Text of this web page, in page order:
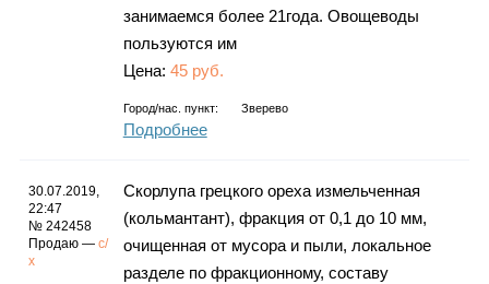
занимаемся более 21года. Овощеводы
пользуются им
Цена: 45 руб.
Город/нас. пункт: Зверево
Подробнее
30.07.2019,
22:47
№ 242458
Продаю —с/
х
Скорлупа грецкого ореха измельченная
(кольмантант), фракция от 0,1 до 10 мм,
очищенная от мусора и пыли, локальное
разделе по фракционному, составу